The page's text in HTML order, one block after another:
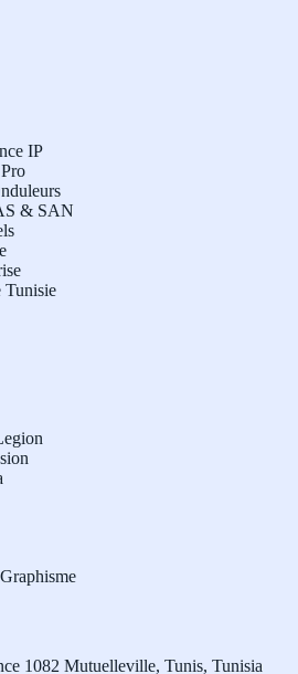
IP
& SAN
Tunisie
1082 Mutuelleville, Tunis, Tunisia